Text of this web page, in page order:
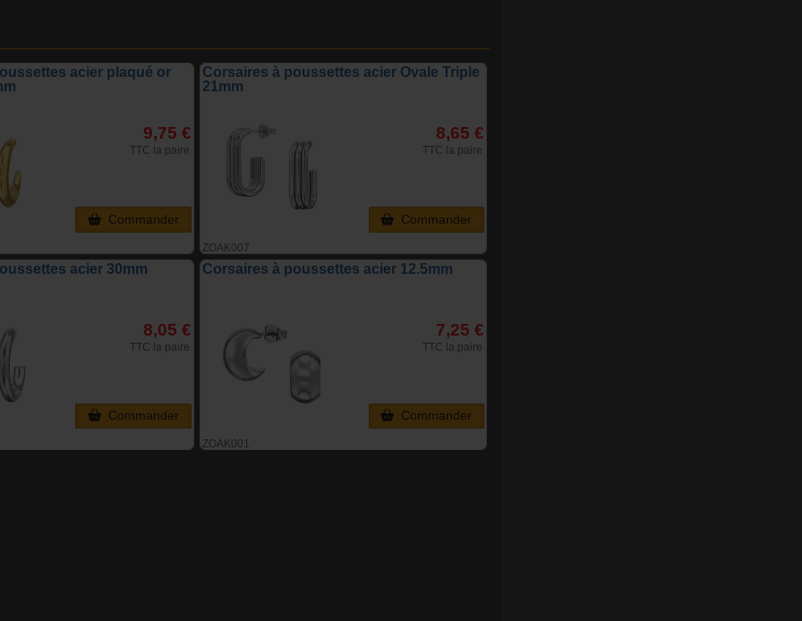
acier plaqué or
9,75 €
TTC la paire
Commander
Corsaires à poussettes acier Ovale Triple
21mm
ZOAK007
8,65 €
TTC la paire
Commander
acier 30mm
8,05 €
TTC la paire
Commander
Corsaires à poussettes acier 12.5mm
ZOAK001
7,25 €
TTC la paire
Commander